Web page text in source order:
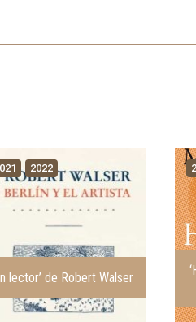
2022
lector’ de Robert Walser